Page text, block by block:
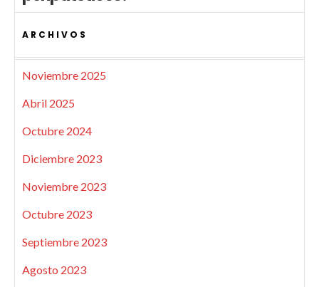
ARCHIVOS
Noviembre 2025
Abril 2025
Octubre 2024
Diciembre 2023
Noviembre 2023
Octubre 2023
Septiembre 2023
Agosto 2023